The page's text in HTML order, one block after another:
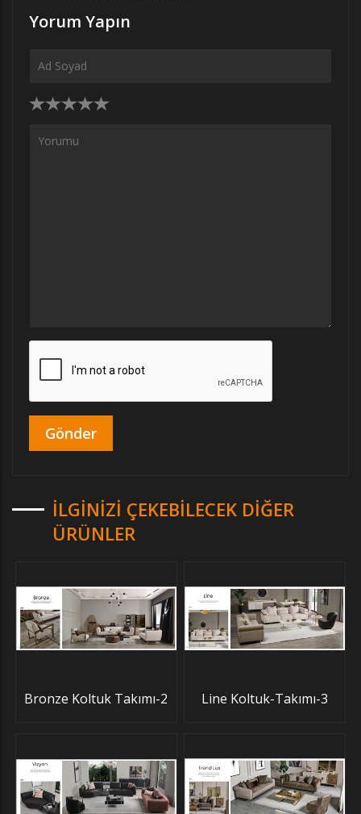
Yorum Yapın
İLGINIZI ÇEKEBILECEK DIĞER
ÜRÜNLER
Bronze Koltuk Takımı-2 Line Koltuk-Takımı-3